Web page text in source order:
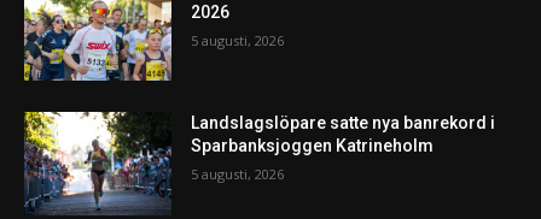
2026
5 augusti, 2026
Landslagslöpare satte nya banrekord i
Sparbanksjoggen Katrineholm
5 augusti, 2026